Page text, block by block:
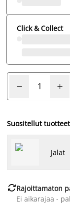
Click & Collect
Suositellut tuotteet
Jalat
Rajoittamaton
Ei aikarajaa -